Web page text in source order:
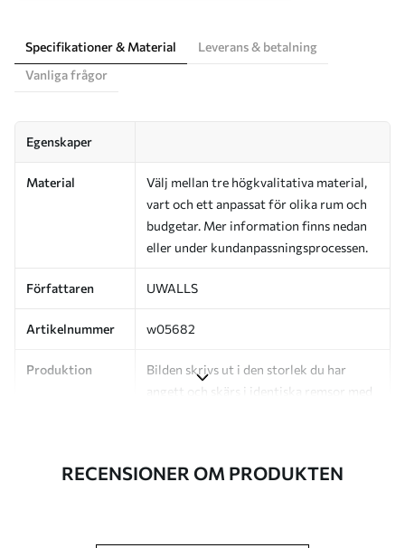
Specifikationer & Material
Leverans & betalning
Vanliga frågor
Egenskaper
Material
Välj mellan tre högkvalitativa material,
vart och ett anpassat för olika rum och
budgetar. Mer information finns nedan
eller under kundanpassningsprocessen.
Författaren UWALLS
Artikelnummer w05682
Produktion
Bilden skrivs ut i den storlek du har
angett och skärs i identiska remsor med
tapetlim.
RECENSIONER OM PRODUKTEN